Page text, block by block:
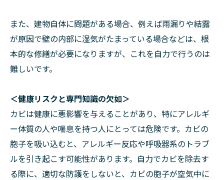
また、建物自体に問題がある場合、例えば雨漏りや結露
が原因で壁の内部に湿気がたまっている場合などは、根
本的な修繕が必要になりますが、これを自力で行うのは
難しいです。
＜健康リスクと専門知識の欠如＞
カビは健康に悪影響を与えることがあり、特にアレルギ
ー体質の人や喘息を持つ人にとっては危険です。カビの
胞子を吸い込むと、アレルギー反応や呼吸器系のトラブ
ルを引き起こす可能性があります。自力でカビを除去す
る際に、適切な防護をしないと、カビの胞子が空気中に